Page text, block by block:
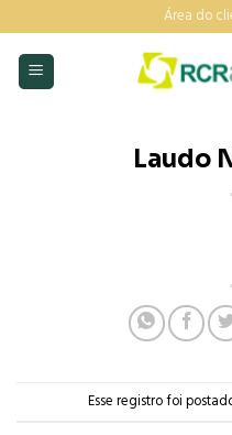
to
content
Área do
Laudo
Esse registro foi